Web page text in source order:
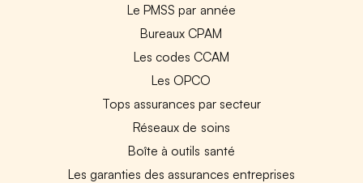
Le PMSS par année
Bureaux CPAM
Les codes CCAM
Les OPCO
Tops assurances par secteur
Réseaux de soins
Boîte à outils santé
Les garanties des assurances entreprises